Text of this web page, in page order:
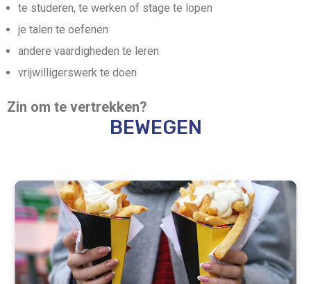
te studeren, te werken of stage te lopen
je talen te oefenen
andere vaardigheden te leren
vrijwilligerswerk te doen
Zin om te vertrekken?
BEWEGEN